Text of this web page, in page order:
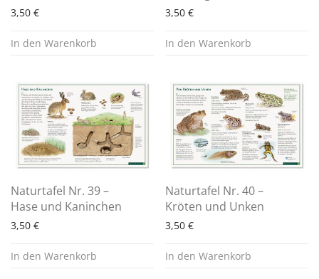
3,50 €
In den Warenkorb
3,50 €
In den Warenkorb
Naturtafel Nr. 39 –
Hase und Kaninchen
3,50 €
In den Warenkorb
Naturtafel Nr. 40 –
Kröten und Unken
3,50 €
In den Warenkorb